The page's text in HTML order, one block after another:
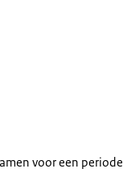
voor een periode